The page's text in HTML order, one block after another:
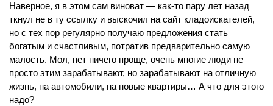
Наверное, я в этом сам виноват — как-то пару лет назад
ткнул не в ту ссылку и выскочил на сайт кладоискателей,
но с тех пор регулярно получаю предложения стать
богатым и счастливым, потратив предварительно самую
малость. Мол, нет ничего проще, очень многие люди не
просто этим зарабатывают, но зарабатывают на отличную
жизнь, на автомобили, на новые квартиры… А что для этого
надо?